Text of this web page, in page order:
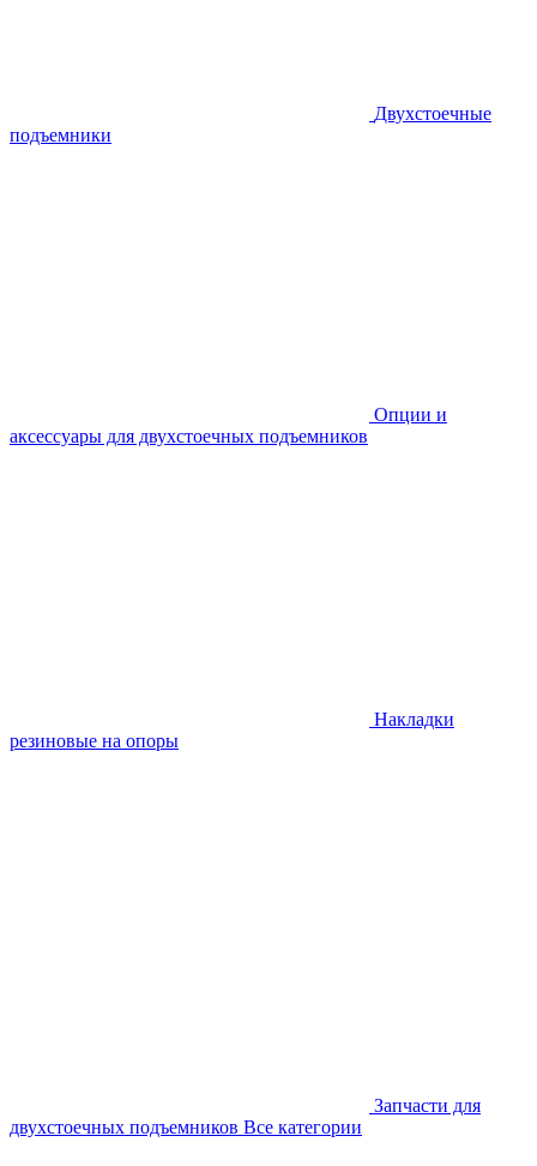
Двухстоечные
подъемники
Опции и
аксессуары для двухстоечных подъемников
Накладки
резиновые на опоры
Запчасти для
двухстоечных подъемников Все категории